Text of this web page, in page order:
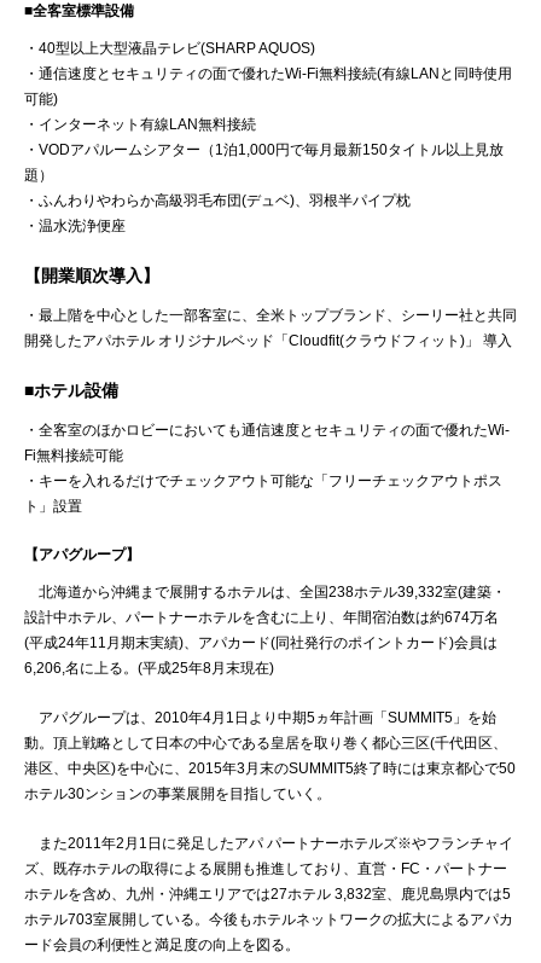
■全客室標準設備
・40型以上大型液晶テレビ(SHARP AQUOS)
・通信速度とセキュリティの面で優れたWi-Fi無料接続(有線LANと同時使用
可能)
・インターネット有線LAN無料接続
・VODアパルームシアター（1泊1,000円で毎月最新150タイトル以上見放
題）
・ふんわりやわらか高級羽毛布団(デュベ)、羽根半パイプ枕
・温水洗浄便座
【開業順次導入】
・最上階を中心とした一部客室に、全米トップブランド、シーリー社と共同
開発したアパホテル オリジナルベッド「Cloudfit(クラウドフィット)」 導入
■ホテル設備
・全客室のほかロビーにおいても通信速度とセキュリティの面で優れたWi-
Fi無料接続可能
・キーを入れるだけでチェックアウト可能な「フリーチェックアウトポス
ト」設置
【アパグループ】
北海道から沖縄まで展開するホテルは、全国238ホテル39,332室(建築・
設計中ホテル、パートナーホテルを含むに上り、年間宿泊数は約674万名
(平成24年11月期末実績)、アパカード(同社発行のポイントカード)会員は
6,206,名に上る。(平成25年8月末現在)
アパグループは、2010年4月1日より中期5ヵ年計画「SUMMIT5」を始
動。頂上戦略として日本の中心である皇居を取り巻く都心三区(千代田区、
港区、中央区)を中心に、2015年3月末のSUMMIT5終了時には東京都心で50
ホテル30ンションの事業展開を目指していく。
また2011年2月1日に発足したアパ パートナーホテルズ※やフランチャイ
ズ、既存ホテルの取得による展開も推進しており、直営・FC・パートナー
ホテルを含め、九州・沖縄エリアでは27ホテル 3,832室、鹿児島県内では5
ホテル703室展開している。今後もホテルネットワークの拡大によるアパカ
ード会員の利便性と満足度の向上を図る。